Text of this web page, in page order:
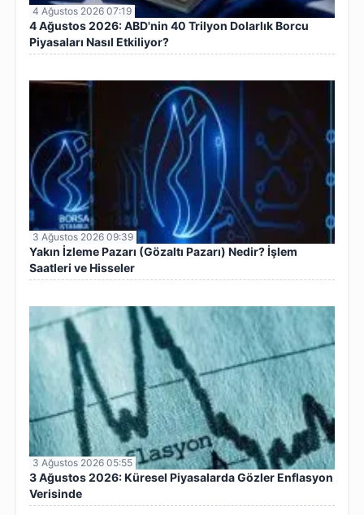
4 Ağustos 2026 07:19
4 Ağustos 2026: ABD'nin 40 Trilyon Dolarlık Borcu
Piyasaları Nasıl Etkiliyor?
3 Ağustos 2026 09:39
Yakın İzleme Pazarı (Gözaltı Pazarı) Nedir? İşlem
Saatleri ve Hisseler
3 Ağustos 2026 05:55
3 Ağustos 2026: Küresel Piyasalarda Gözler Enflasyon
Verisinde